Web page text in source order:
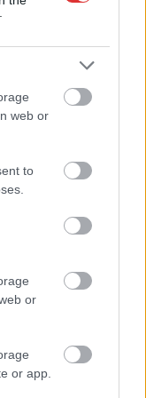
web or
to
or
or app.
elnöknek
a Tiszán a 13 éves
miatt
számítsunk az
médiaszemle a
kaphat és
egyre